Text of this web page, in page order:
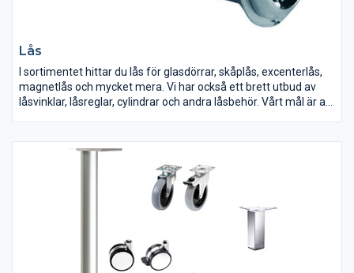
Lås
I sortimentet hittar du lås för glasdörrar, skåplås, excenterlås,
magnetlås och mycket mera. Vi har också ett brett utbud av
låsvinklar, låsreglar, cylindrar och andra låsbehör. Vårt mål är att
numera under produktgruppen "Dörr- och fönsterbeslag".